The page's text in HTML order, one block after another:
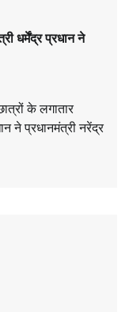
धर्मेंद्र प्रधान ने
के लगातार
ने प्रधानमंत्री नरेंद्र